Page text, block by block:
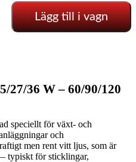
Lägg till i vagn
27/36 W – 60/90/120
speciellt för växt- och
och
men rent vitt ljus, som är
typiskt för sticklingar,